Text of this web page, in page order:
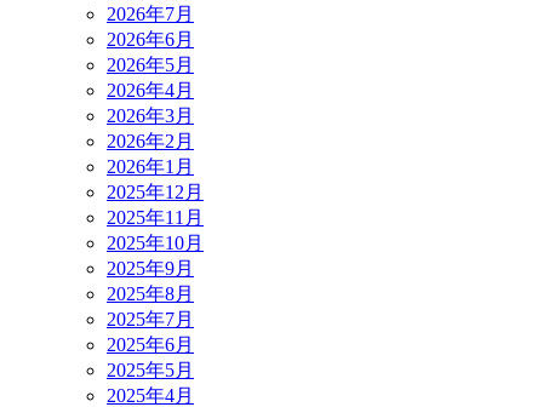
2026年7月
2026年6月
2026年5月
2026年4月
2026年3月
2026年2月
2026年1月
2025年12月
2025年11月
2025年10月
2025年9月
2025年8月
2025年7月
2025年6月
2025年5月
2025年4月